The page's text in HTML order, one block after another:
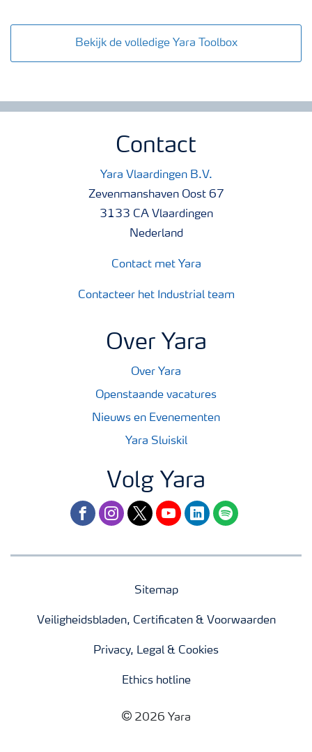
Bekijk de volledige Yara Toolbox
Contact
Yara Vlaardingen B.V.
Zevenmanshaven Oost 67
3133 CA Vlaardingen
Nederland
Contact met Yara
Contacteer het Industrial team
Over Yara
Over Yara
Openstaande vacatures
Nieuws en Evenementen
Yara Sluiskil
Volg Yara
facebookinstagram
twitteryoutubelinkedinspotify
Sitemap
Veiligheidsbladen, Certificaten & Voorwaarden
Privacy, Legal & Cookies
Ethics hotline
2026 Yara